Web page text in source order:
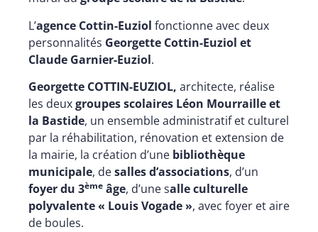
L’agence Cottin-Euziol fonctionne avec deux
personnalités Georgette Cottin-Euziol et
Claude Garnier-Euziol.
Georgette COTTIN-EUZIOL, architecte, réalise
les deuxgroupes scolaires Léon Mourraille et
la Bastide, un ensemble administratif et culturel
par la réhabilitation, rénovation et extension de
la mairie, la création d’une bibliothèque
municipale, desalles d’associations, d’un
foyer du 3ème âge, d’une salle culturelle
polyvalente « Louis Vogade », avec foyer et aire
de boules.